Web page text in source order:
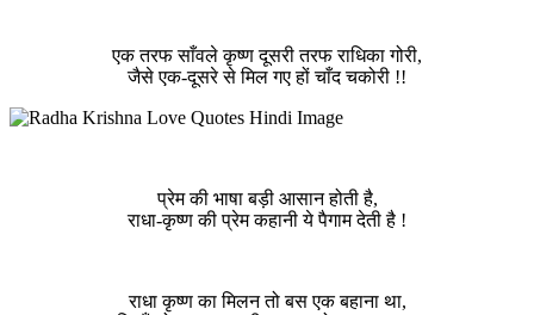
एक तरफ साँवले कृष्ण दूसरी तरफ राधिका गोरी,
जैसे एक-दूसरे से मिल गए हों चाँद चकोरी !!
प्रेम की भाषा बड़ी आसान होती है,
राधा-कृष्ण की प्रेम कहानी ये पैगाम देती है !
राधा कृष्ण का मिलन तो बस एक बहाना था,